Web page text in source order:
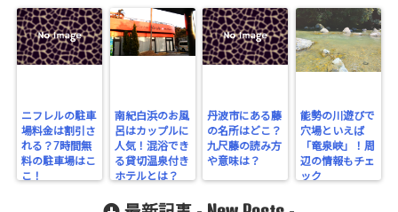
ニフレルの駐車
場料金は割引さ
れる？7時間無
料の駐車場はこ
こ！
南紀白浜のお風
呂はカップルに
人気！混浴でき
る貸切温泉付き
ホテルとは？
丹波市にある藤
の名所はどこ？
九尺藤の読み方
や意味は？
能勢の川遊びで
穴場といえば
「竜泉峡」！周
辺の情報もチェ
ック